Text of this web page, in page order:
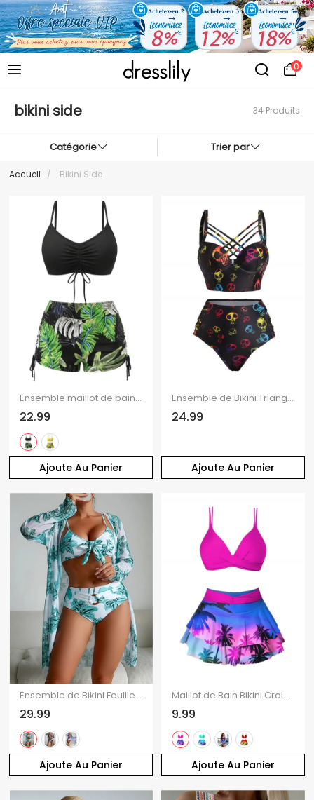
0
bikini side 34 Produits
Catégorie Trier par
Accueil / Bikini Side
Ajoute Au Panier
Ensemble maillot de bain bikini de vacances, couleur vive, shorty à imprimé tropical de feuilles de palmier
22.99
Ajoute Au Panier
Ensemble de Bikini Triangle à Bretelle Fine Croisé Crâne Imprimé à Lacets Deux Pièces
24.99
Ajoute Au Panier
Ensemble de Bikini Feuille Tropicale Imprimé Noué 3 Pièces
29.99
Ajoute Au Panier
Maillot de Bain Bikini Croisé Ombré Imprimé Une-Pièce
9.99